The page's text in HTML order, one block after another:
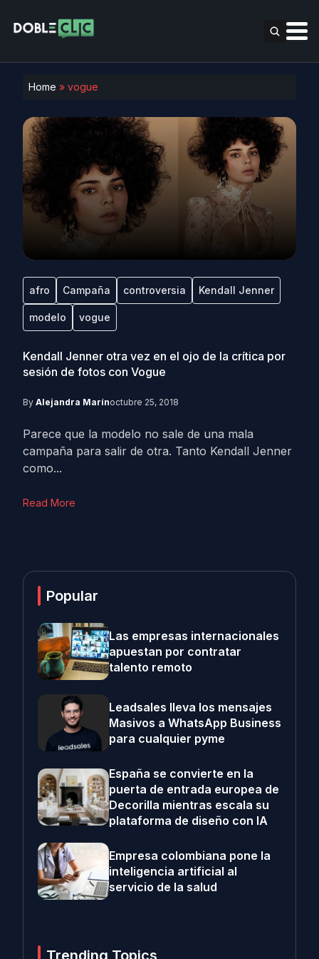
Home » vogue
afro Campaña controversia Kendall Jenner
modelo vogue
Kendall Jenner otra vez en el ojo de la crítica por
sesión de fotos con Vogue
By Alejandra Marínoctubre 25, 2018
Parece que la modelo no sale de una mala
campaña para salir de otra. Tanto Kendall Jenner
como...
Read More
Popular
Las empresas internacionales
apuestan por contratar
talento remoto
Leadsales lleva los mensajes
Masivos a WhatsApp Business
para cualquier pyme
España se convierte en la
puerta de entrada europea de
Decorilla mientras escala su
plataforma de diseño con IA
Empresa colombiana pone la
inteligencia artificial al
servicio de la salud
Trending Topics